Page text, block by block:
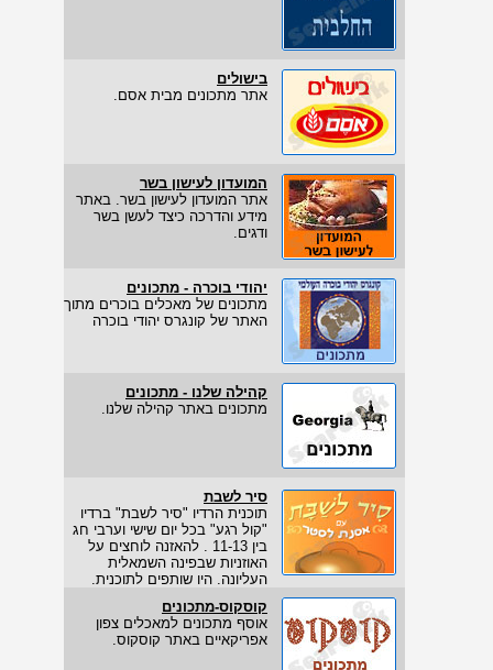
בישולים
אתר מתכונים מבית אסם.
המועדון לעישון בשר
אתר המועדון לעישון בשר. באתר
מידע והדרכה כיצד לעשן בשר
ודגים.
יהודי בוכרה - מתכונים
מתכונים של מאכלים בוכרים מתוך
האתר של קונגרס יהודי בוכרה
קהילה שלנו - מתכונים
מתכונים באתר קהילה שלנו.
סיר לשבת
תוכנית הרדיו "סיר לשבת" ברדיו
"קול רגע" בכל יום שישי וערבי חג
בין 11-13 . להאזנה לוחצים על
האוזניות שבפינה השמאלית
העליונה. היו שותפים לתוכנית.
קוסקוס-מתכונים
אוסף מתכונים למאכלים צפון
אפריקאיים באתר קוסקוס.